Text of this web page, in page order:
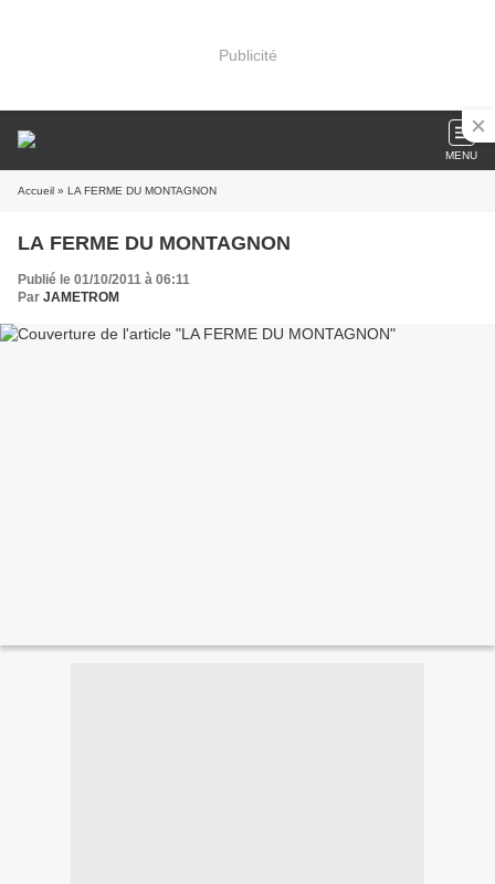
Publicité
MENU
Accueil » LA FERME DU MONTAGNON
LA FERME DU MONTAGNON
Publié le 01/10/2011 à 06:11
Par JAMETROM